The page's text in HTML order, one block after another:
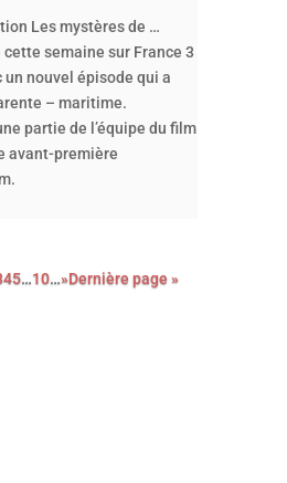
Les mystères de …
semaine sur France 3
un nouvel épisode qui a
– maritime.
partie de l’équipe du film
avant-première
45…10…»Dernière page »